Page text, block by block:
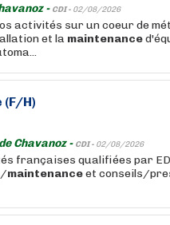
- CDI - 02/08/2026
activités sur un coeur de
et la maintenance
(F/H)
Chavanoz - CDI - 02/08/2026
françaises qualifiées par
maintenanceet conseils/